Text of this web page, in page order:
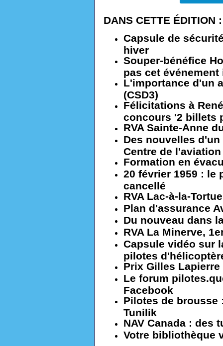
DANS CETTE ÉDITION :
Capsule de
hiver
Souper-bénéfice
pas cet
L'importance d'un
(CSD3)
Félicitations à
concours '2 billets
RVA Sainte-Anne
Des nouvelles
Centre de l'aviation
Formation en
20 février 1959 : le
cancellé
RVA Lac-à-la-
Plan d'assurance
Du nouveau dans
RVA La Minerve,
Capsule vidéo sur
pilotes
Prix Gilles Lapierre
Le forum
Facebook
Pilotes de brousse
Tunilik
NAV Canada : des
Votre bibliothèque